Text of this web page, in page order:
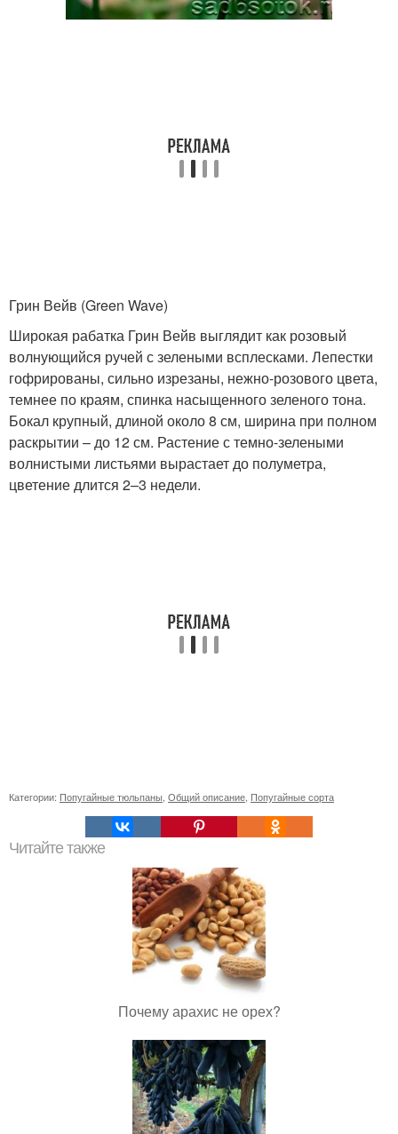
Грин Вейв (Green Wave)
Широкая рабатка Грин Вейв выглядит как розовый
волнующийся ручей с зелеными всплесками. Лепестки
гофрированы, сильно изрезаны, нежно-розового цвета,
темнее по краям, спинка насыщенного зеленого тона.
Бокал крупный, длиной около 8 см, ширина при полном
раскрытии – до 12 см. Растение с темно-зелеными
волнистыми листьями вырастает до полуметра,
цветение длится 2–3 недели.
Категории: Попугайные тюльпаны Общий описание Попугайные сорта
Читайте также
Почему арахис не орех?